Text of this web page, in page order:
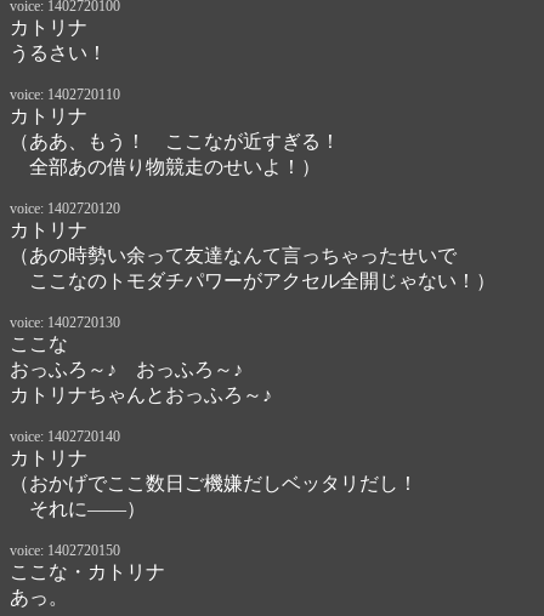
voice: 1402720100
カトリナ
うるさい！
voice: 1402720110
カトリナ
（ああ、もう！　ここなが近すぎる！
全部あの借り物競走のせいよ！）
voice: 1402720120
カトリナ
（あの時勢い余って友達なんて言っちゃったせいで
ここなのトモダチパワーがアクセル全開じゃない！）
voice: 1402720130
ここな
おっふろ～♪　おっふろ～♪
カトリナちゃんとおっふろ～♪
voice: 1402720140
カトリナ
（おかげでここ数日ご機嫌だしベッタリだし！
それに――）
voice: 1402720150
ここな・カトリナ
あっ。